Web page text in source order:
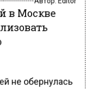
в Москве
не обернулась